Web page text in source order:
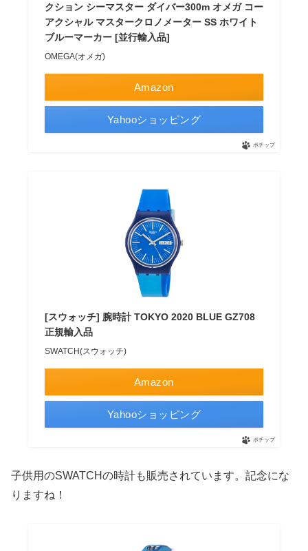
クション シーマスター ダイバー300m オメガ コー
アクシャル マスタークロノメーター SS ホワイト
ブルーマーカー [並行輸入品]
OMEGA(オメガ)
Amazon
Yahooショッピング
ポチップ
[スウォッチ] 腕時計 TOKYO 2020 BLUE GZ708
正規輸入品
SWATCH(スウォッチ)
Amazon
Yahooショッピング
ポチップ
子供用のSWATCHの時計も販売されています。記念にな
りますね！